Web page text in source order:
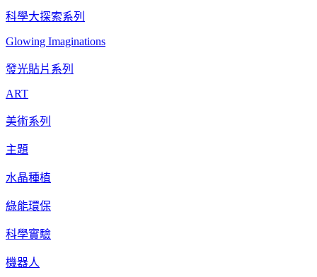
科學大探索系列
Glowing Imaginations
發光貼片系列
ART
美術系列
主題
水晶種植
綠能環保
科學實驗
機器人